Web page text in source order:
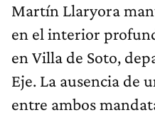
Martín Llaryora
en el interior
en Villa de Soto,
Eje. La ausencia de
entre ambos